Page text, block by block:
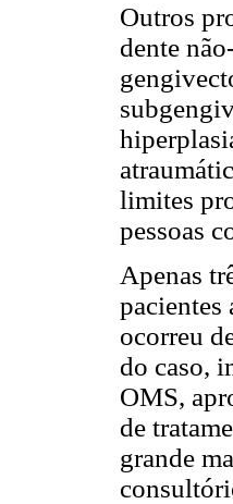
Outros
dente
limites
pessoas
Apenas
pacientes
ocorreu
do caso,
OMS,
de
grande